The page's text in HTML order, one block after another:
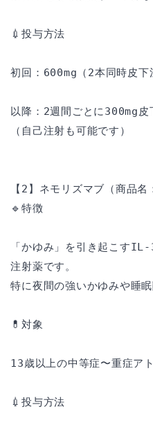
💉投与方法
初回：600mg（2本同時皮下
以降：2週間ごとに300mg皮
（自己注射も可能です）
【2】ネモリズマブ（商品名
🔹特徴
「かゆみ」を引き起こす
注射薬です。
特に夜間の強いかゆみや睡
💊対象
13歳以上の中等症〜重症ア
💉投与方法